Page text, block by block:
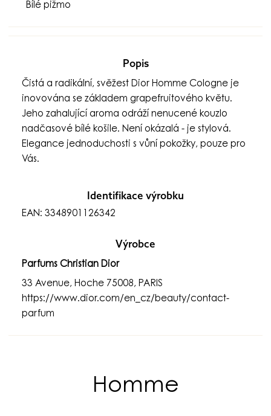
Bílé pižmo
Popis
Čistá a radikální, svěžest Dior Homme Cologne je
inovována se základem grapefruitového květu.
Jeho zahalující aroma odráží nenucené kouzlo
nadčasové bílé košile. Není okázalá - je stylová.
Elegance jednoduchosti s vůní pokožky, pouze pro
Vás.
Identifikace výrobku
EAN: 3348901126342
Výrobce
Parfums Christian Dior
33 Avenue, Hoche 75008, PARIS
https://www.dior.com/en_cz/beauty/contact-
parfum
Homme